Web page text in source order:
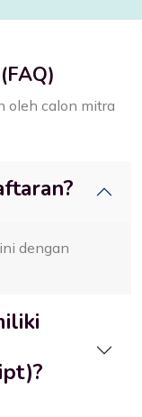
oleh calon mitra
dengan